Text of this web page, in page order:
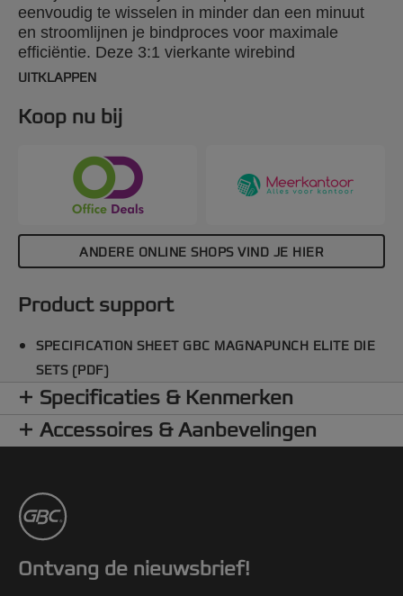
eenvoudig te wisselen in minder dan een minuut
en stroomlijnen je bindproces voor maximale
efficiëntie. Deze 3:1 vierkante wirebind
matrijzenset is te gebruiken met de GBC
uitgebreide reeks ponspatronen om je projecten te
verfraaien met precisie en stijl.
UITKLAPPEN
Koop nu bij
ANDERE ONLINE SHOPS VIND JE HIER
Product support
SPECIFICATION SHEET GBC MAGNAPUNCH ELITE DIE
SETS (PDF)
Specificaties & Kenmerken
Accessoires & Aanbevelingen
Ontvang de nieuwsbrief!